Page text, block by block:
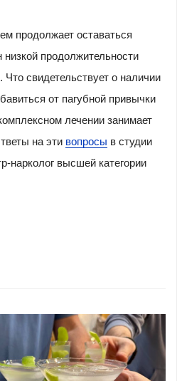
продолжает оставаться
продолжительности
свидетельствует о наличии
от пагубной привычки
лечении занимает
на эти вопросы в студии
нарколог высшей категории